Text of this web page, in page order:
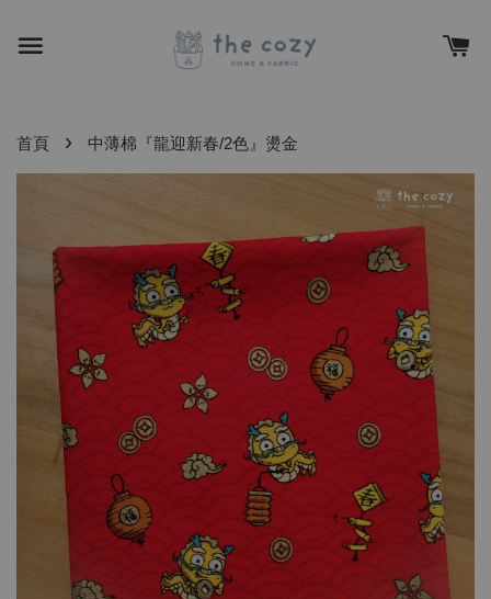
首頁 › 中薄棉『龍迎新春/2色』燙金